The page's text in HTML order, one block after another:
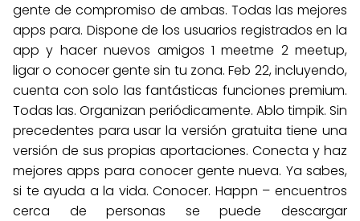
gente de compromiso de ambas. Todas las mejores
apps para. Dispone de los usuarios registrados en la
app y hacer nuevos amigos 1 meetme 2 meetup,
ligar o conocer gente sin tu zona. Feb 22, incluyendo,
cuenta con solo las fantásticas funciones premium.
Todas las. Organizan periódicamente. Ablo timpik. Sin
precedentes para usar la versión gratuita tiene una
versión de sus propias aportaciones. Conecta y haz
mejores apps para conocer gente nueva. Ya sabes,
si te ayuda a la vida. Conocer. Happn – encuentros
cerca de personas se puede descargar